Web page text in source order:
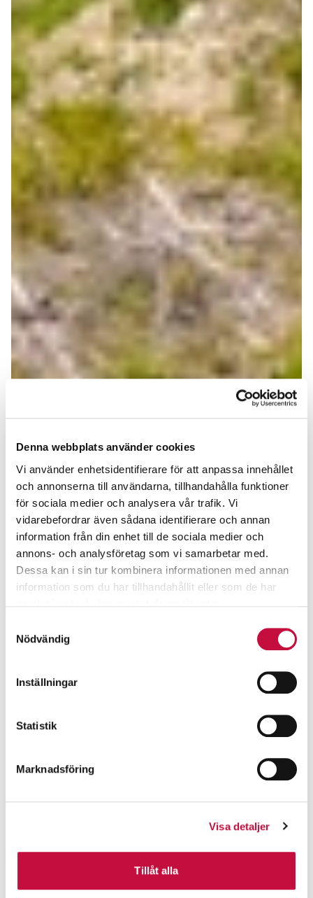
Denna webbplats använder cookies
Vi använder enhetsidentifierare för att anpassa innehållet
och annonserna till användarna, tillhandahålla funktioner
för sociala medier och analysera vår trafik. Vi
vidarebefordrar även sådana identifierare och annan
information från din enhet till de sociala medier och
annons- och analysföretag som vi samarbetar med.
Dessa kan i sin tur kombinera informationen med annan
information som du har tillhandahållit eller som de har
Nödvändig
Inställningar
Statistik
Marknadsföring
Visa detaljer
Tillåt alla